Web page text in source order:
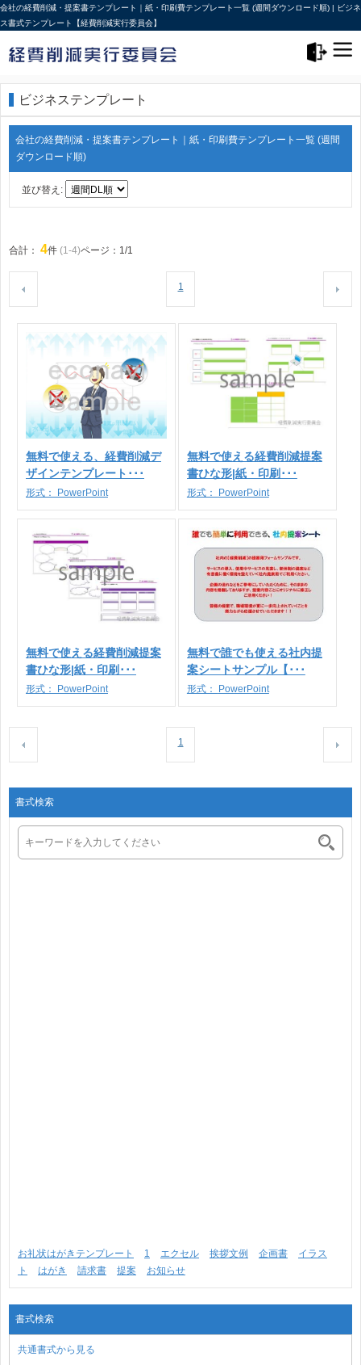
会社の経費削減・提案書テンプレート｜紙・印刷費テンプレート一覧 (週間ダウンロード順) | ビジネ
ス書式テンプレート【経費削減実行委員会】
ビジネステンプレート
会社の経費削減・提案書テンプレート｜紙・印刷費テンプレート一覧 (週間
ダウンロード順)
並び替え:
合計： 4件 (1-4)ページ：1/1
1
無料で使える、経費削減デ
ザインテンプレート･･･
形式： PowerPoint
無料で使える経費削減提案
書ひな形|紙・印刷･･･
形式： PowerPoint
無料で使える経費削減提案
書ひな形|紙・印刷･･･
形式： PowerPoint
無料で誰でも使える社内提
案シートサンプル【･･･
形式： PowerPoint
1
書式検索
お礼状はがきテンプレート 1 エクセル 挨拶文例 企画書
イラス
ト
はがき 請求書 提案 お知らせ
書式検索
共通書式から見る